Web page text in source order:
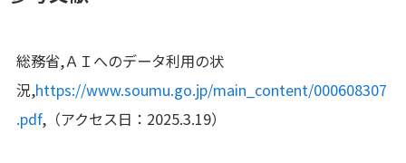
総務省,ＡＩへのデータ利用の状
況,https://www.soumu.go.jp/main_content/000608307
.pdf,（アクセス日：2025.3.19）